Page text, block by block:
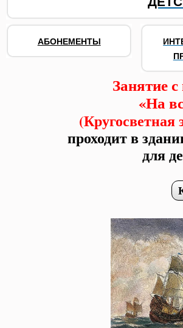
АБОНЕМЕНТЫ
Занятие
«На
(Кругосветная
проходит в
для